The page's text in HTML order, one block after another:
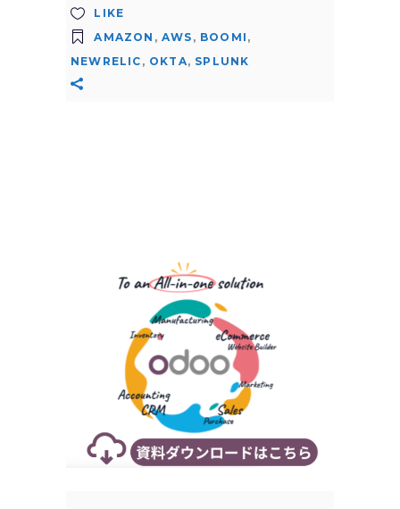
LIKE
AMAZON ,AWS , BOOMI ,
NEWRELIC , OKTA, SPLUNK